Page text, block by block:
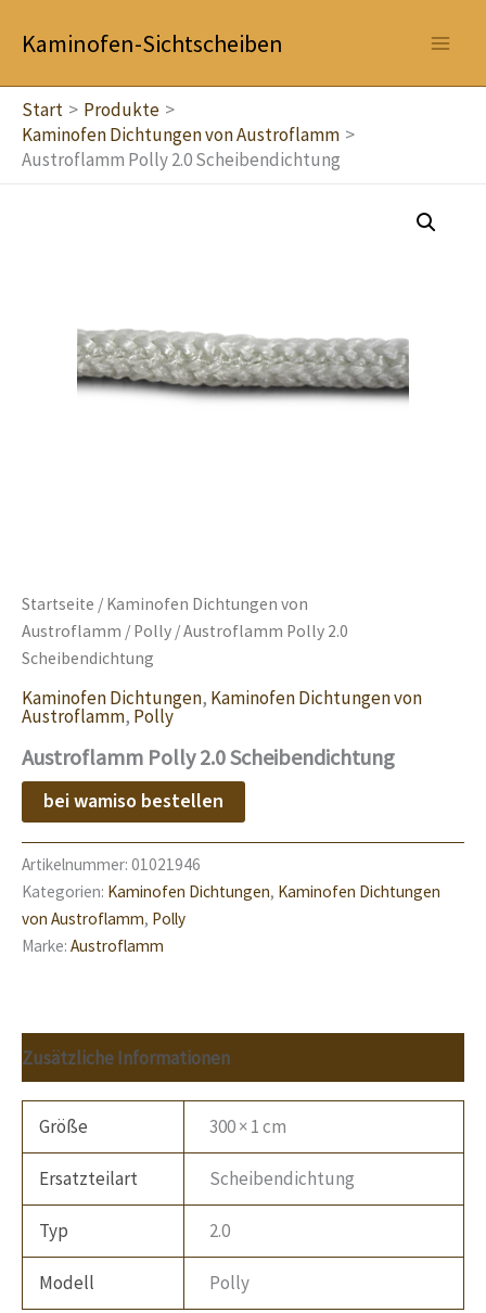
InhaltKaminofen-Sichtscheiben
Start
Produkte
Kaminofen Dichtungen von Austroflamm
Austroflamm Polly 2.0 Scheibendichtung
Startseite / Kaminofen Dichtungen von
Austroflamm / Polly / Austroflamm Polly 2.0
Scheibendichtung
Kaminofen Dichtungen, Kaminofen Dichtungen von
Austroflamm, Polly
Austroflamm Polly 2.0 Scheibendichtung
bei wamiso bestellen
Artikelnummer: 01021946
Kategorien: Kaminofen Dichtungen, Kaminofen Dichtungen
von Austroflamm, Polly
Marke: Austroflamm
Zusätzliche Informationen
Größe 300 × 1 cm
Ersatzteilart Scheibendichtung
Typ 2.0
Modell Polly